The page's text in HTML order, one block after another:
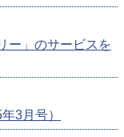
ー」のサービスを
3月号）